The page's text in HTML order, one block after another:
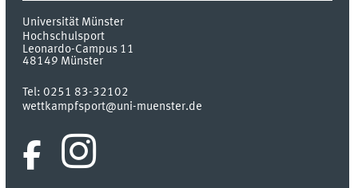
Universität Münster
Hochschulsport
Leonardo-Campus 11
48149 Münster
Tel:0251 83-32102
wettkampfsport@uni-muenster.de